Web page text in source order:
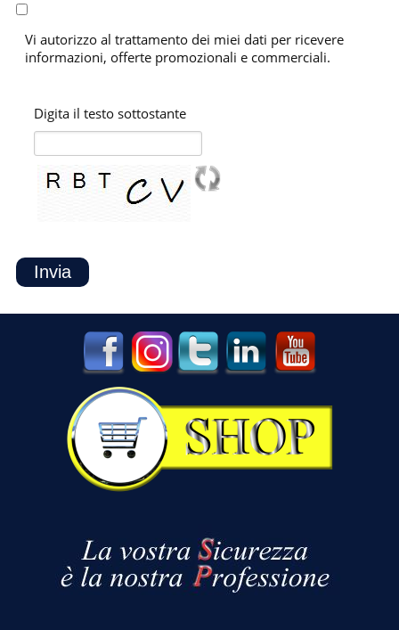
Vi autorizzo al trattamento dei miei dati per ricevere
informazioni, offerte promozionali e commerciali.
Digita il testo sottostante